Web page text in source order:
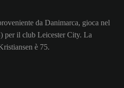
da Danimarca, gioca nel
per il club Leicester City. La
è 75.